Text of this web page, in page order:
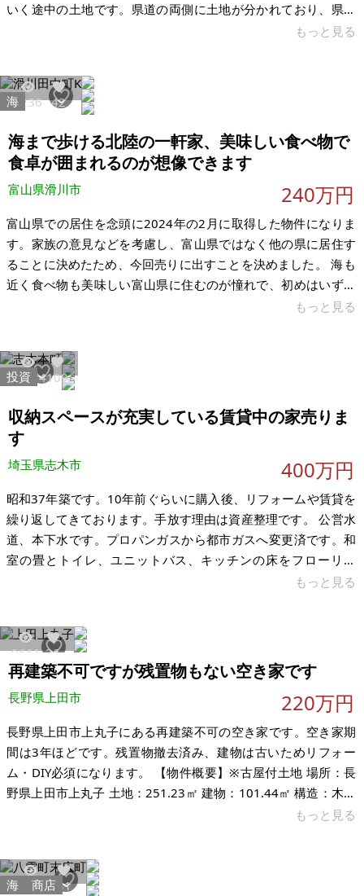
いく途中の土地です。県道の両側に土地が分かれており、県道
沿いで、平坦地と山林とあわせて1,900坪ちょっとあります。建
って、この場所を使ってみたいという方にお譲りしたいと思っ
ています。岡山の宇野港からか、香川県の高松からフェリーで
40分くらいかかります。案内希望、価格のことなどよかったら
ご相談してみてください。当
もっと見る
6236 42
海
海まで歩ける北陸の一軒家、美味しい食べ物で
食卓が囲まれるのが想像できます
富山県滑川市 240万円
富山県での居住を念頭に2024年の2月に取得した物件になりま
す。家族の意見などを考慮し、富山県ではなく他の県に居住す
ることに決めたため、今回売りに出すことを決めました。 海も
近く食べ物も美味しい富山県に住むのが憧れで、初めはいずれ
住めるよう所有し続けることを考えましたが、この家を大切に
一部リフォーム済み、街の中心街で住環境が良いです。築年数
は古いです、引渡し時期に特に希望はありません。 【物件概
要】※古屋付土地 場所：富山県滑川市田中町 土地： 建物：
142.82㎡ 構造：
もっと見る
21074109
投資
収納スペースが充実している賃貸中の家売りま
す
埼玉県志木市 400万円
昭和37年築です。10年前ぐらいに購入後、リフォームや賃貸を
繰り返してきております。手放す理由は資産整理です。 公営水
道、本下水です。プロパンガスから都市ガスへ変更済です。和
室の畳とトイレ、ユニットバス、キッチンの床をフローリン
グ、流し台をリフォーム済みです。洗濯機、冷蔵庫、炊飯器、
者が家賃3.5万円で賃貸中です。保証会社加入済みなので滞納の
リスクゼロです。接道義務を満たしていないため、再建築不可
です。 閑静な住宅街です。駅前にマルイ、近くにビバホーム、
スーパーいなげや、病院
もっと見る
9661 26
再建築不可ですが残置物もない空き家です
長野県上田市 220万円
長野県上田市上丸子にある再建築不可の空き家です。空き家期
間は3年ほどです。残置物撤去済み、建物は古いためリフォー
ム・DIY必須になります。 【物件概要】※古屋付土地 場所：長
野県上田市上丸子 土地：251.23㎡ 建物：101.44㎡ 構造：木造
もっと見る
14458 31
海 商店